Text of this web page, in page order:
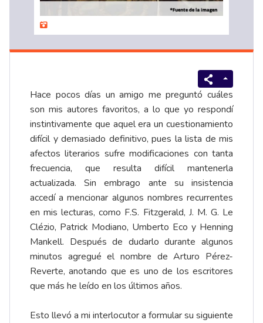
Hace pocos días un amigo me preguntó cuáles
son mis autores favoritos, a lo que yo respondí
instintivamente que aquel era un cuestionamiento
difícil y demasiado definitivo, pues la lista de mis
afectos literarios sufre modificaciones con tanta
frecuencia, que resulta difícil mantenerla
actualizada. Sin embrago ante su insistencia
accedí a mencionar algunos nombres recurrentes
en mis lecturas, como F.S. Fitzgerald, J. M. G. Le
Clézio, Patrick Modiano, Umberto Eco y Henning
Mankell. Después de dudarlo durante algunos
minutos agregué el nombre de Arturo Pérez-
Reverte, anotando que es uno de los escritores
que más he leído en los últimos años.
Esto llevó a mi interlocutor a formular su siguiente